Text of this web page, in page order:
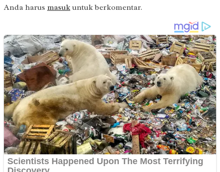
Anda harus masuk untuk berkomentar.